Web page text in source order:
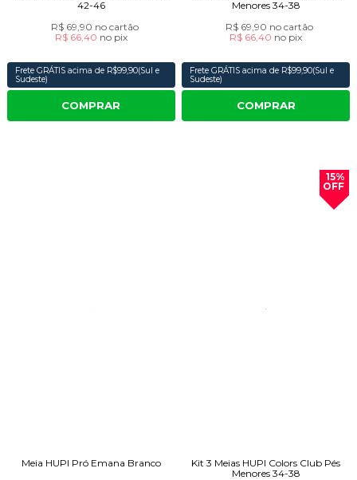
42-46
R$ 69,90 no cartão
R$ 66,40 no pix
Frete GRÁTIS acima de R$99,90(Sul e
Sudeste)
COMPRAR
Menores 34-38
R$ 69,90 no cartão
R$ 66,40 no pix
Frete GRÁTIS acima de R$99,90(Sul e
Sudeste)
COMPRAR
Meia HUPI Pró Emana Branco
15%
OFF
Kit 3 Meias HUPI Colors Club Pés
Menores 34-38